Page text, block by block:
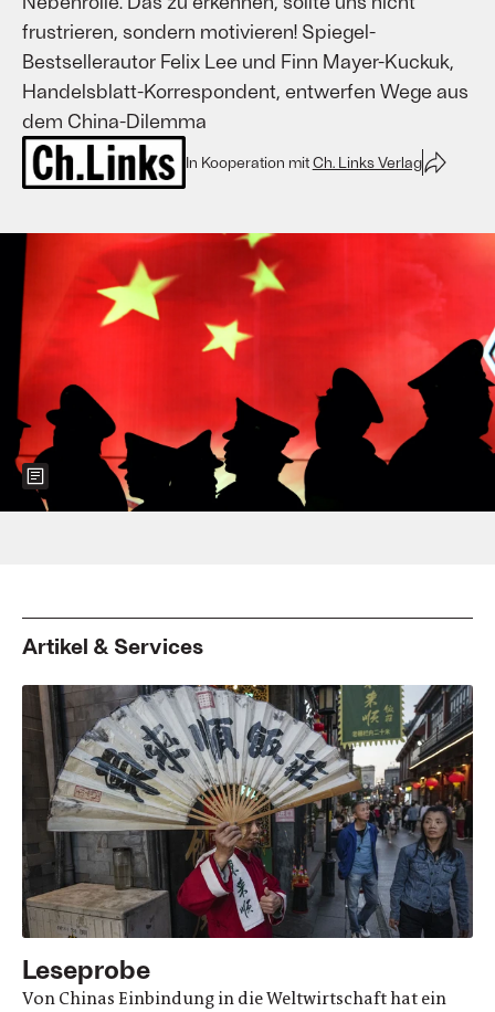
frustrieren, sondern motivieren! Spiegel-
Bestsellerautor Felix Lee und Finn Mayer-Kuckuk,
Handelsblatt-Korrespondent, entwerfen Wege aus
dem China-Dilemma
In Kooperation mitCh. Links Verlag
Show more information about the image
Artikel & Services
Leseprobe
Von Chinas Einbindung in die Weltwirtschaft hat ein